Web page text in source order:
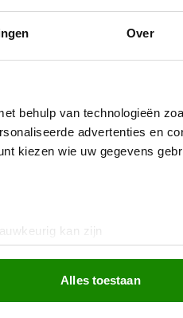
Over
behulp van technologieën
advertenties en
kiezen wie uw gegevens
kan zijn
(fingerprinting)
Alles toestaan